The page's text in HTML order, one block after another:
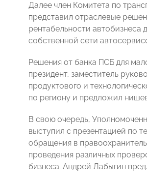
Далее член Комитета по
представил отраслевые
рентабельности
собственной сети
Решения от банка ПСБ для
президент, заместитель
продуктового и
по региону и предложил
В свою очередь,
выступил с презентацией по
обращения в
проведения различных
бизнеса. Андрей Лабыгин